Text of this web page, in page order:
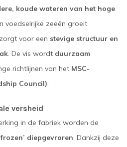
koude wateren van het hoge
voedselrijke zeeën groeit
voor een stevige structuur en
. De vis wordt duurzaam
richtlijnen van het MSC-
Council).
versheid
in de fabriek worden de
diepgevroren. Dankzij deze